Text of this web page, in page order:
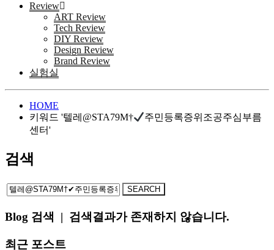
Review
ART Review
Tech Review
DIY Review
Design Review
Brand Review
실험실
HOME
키워드 '텔레@STA79M†
주민등록증위조공주심부름
센터'
검색
Blog 검색 | 검색결과가 존재하지 않습니다.
최근 포스트